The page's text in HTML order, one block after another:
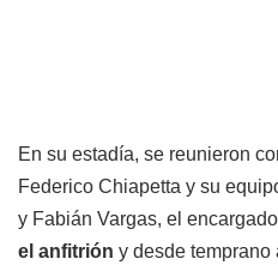
En su estadía, se reunieron
Federico Chiapetta y su
y Fabián Vargas, el
el anfitrión y desde temprano